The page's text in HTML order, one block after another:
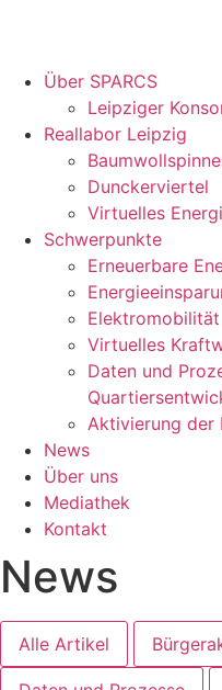
Über SPARCS
Leipziger
Reallabor Leipzig
Dunckerviertel
Virtuelles
Schwerpunkte
Erneuerbare
Elektromobilität
Virtuelles
Daten und
Aktivierung der
News
Über uns
Mediathek
Kontakt
News
Alle Artikel